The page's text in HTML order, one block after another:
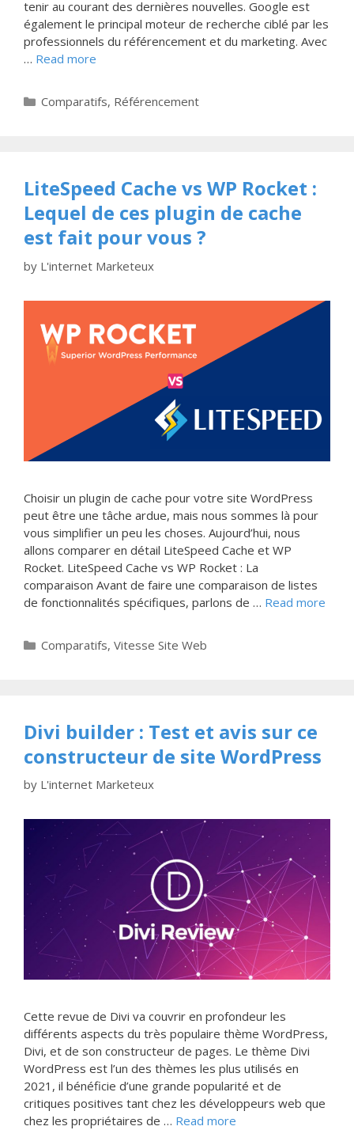
tenir au courant des dernières nouvelles. Google est
également le principal moteur de recherche ciblé par les
professionnels du référencement et du marketing. Avec
… Read more
Categories
Comparatifs, Référencement
LiteSpeed ​​Cache vs WP Rocket :
Lequel de ces plugin de cache
est fait pour vous ?
by L'internet Marketeux
Choisir un plugin de cache pour votre site WordPress
peut être une tâche ardue, mais nous sommes là pour
vous simplifier un peu les choses. Aujourd’hui, nous
allons comparer en détail LiteSpeed ​​Cache et WP
Rocket. LiteSpeed ​​Cache vs WP Rocket : La
comparaison Avant de faire une comparaison de listes
de fonctionnalités spécifiques, parlons de … Read more
Categories
Comparatifs, Vitesse Site Web
Divi builder : Test et avis sur ce
constructeur de site WordPress
by L'internet Marketeux
Cette revue de Divi va couvrir en profondeur les
différents aspects du très populaire thème WordPress,
Divi, et de son constructeur de pages. Le thème Divi
WordPress est l’un des thèmes les plus utilisés en
2021, il bénéficie d’une grande popularité et de
critiques positives tant chez les développeurs web que
chez les propriétaires de … Read more